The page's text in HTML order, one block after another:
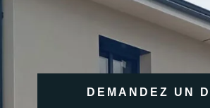
DEMANDEZ UN